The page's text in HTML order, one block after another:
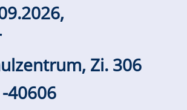
Zi. 306
40606